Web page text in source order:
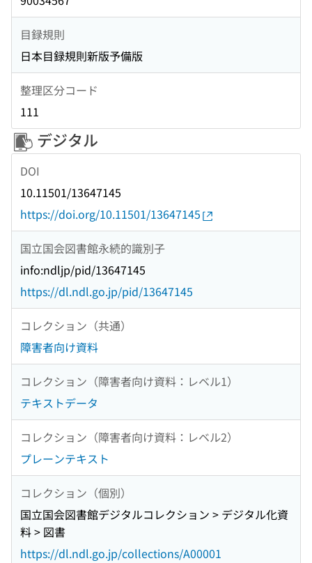
目録規則
日本目録規則新版予備版
整理区分コード
111
デジタル
DOI
10.11501/13647145
https://doi.org/10.11501/13647145
国立国会図書館永続的識別子
info:ndljp/pid/13647145
https://dl.ndl.go.jp/pid/13647145
コレクション（共通）
障害者向け資料
コレクション（障害者向け資料：レベル1）
テキストデータ
コレクション（障害者向け資料：レベル2）
プレーンテキスト
コレクション（個別）
国立国会図書館デジタルコレクション > デジタル化資
料 > 図書
https://dl.ndl.go.jp/collections/A00001